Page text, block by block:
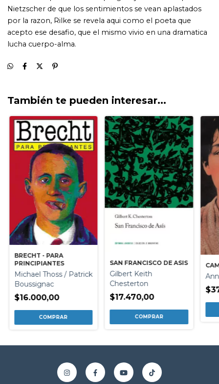
También te pueden interesar...
BRECHT - PARA
PRINCIPIANTES
Michael Thoss / Patrick
Boussignac
$16.000,00
SAN FRANCISCO DE ASIS
Gilbert Keith
Chesterton
$17.470,00